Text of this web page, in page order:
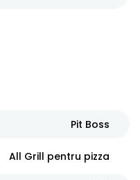
Pit Boss
All Grill pentru pizza